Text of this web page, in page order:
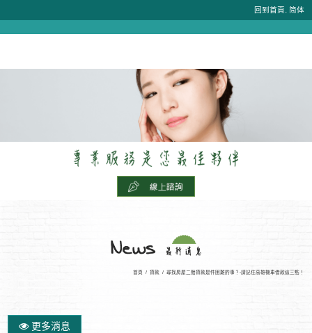
回到首頁. 简体
首頁 / 貸款 / 尋找房屋二胎貸款是件困難的事？-請記住高雄機車借款這三點！
更多消息